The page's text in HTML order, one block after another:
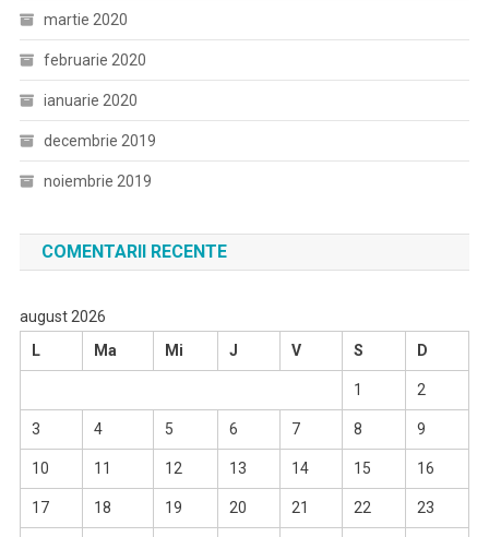
martie 2020
februarie 2020
ianuarie 2020
decembrie 2019
noiembrie 2019
COMENTARII RECENTE
august 2026
L
Ma Mi J V S D
1 2
3 4 5 6 7 8 9
10 11 12 13 14 15 16
17 18 19 20 21 22 23